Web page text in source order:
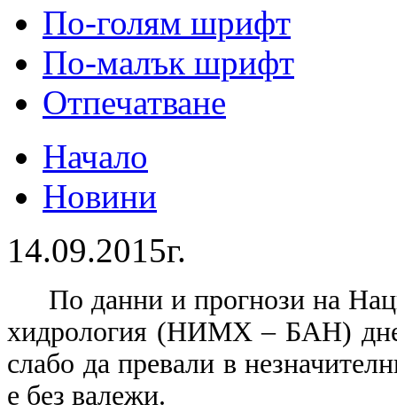
По-голям шрифт
По-малък шрифт
Отпечатване
Начало
Новини
14.09.2015г.
По данни и прогнози на
хидрология (НИМХ – БАН)
слабо да превали в
е без валежи.